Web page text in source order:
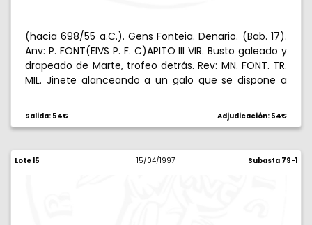
(hacia 698/55 a.C.). Gens Fonteia. Denario. (Bab. 17).
Anv: P. FONT(EIVS P. F. C)APITO III VIR. Busto galeado y
drapeado de Marte, trofeo detrás. Rev: MN. FONT. TR.
MIL. Jinete alanceando a un galo que se dispone a
suelo. 3,70 g. Oxidación limpiada en anverso. Muy
escasa. BC+/MBC.
Salida: 54€ Adjudicación: 54€
Lote 15 15/04/1997 Subasta 79-1